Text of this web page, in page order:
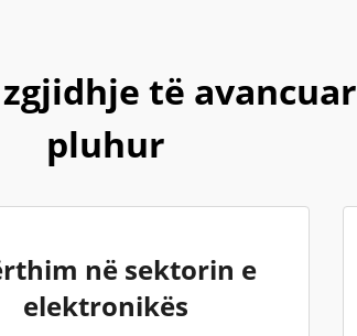
të
pluhur
në sektorin e
elektronikës